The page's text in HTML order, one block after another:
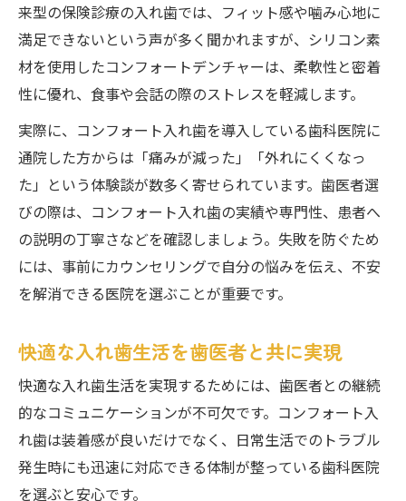
来型の保険診療の入れ歯では、フィット感や噛み心地に
満足できないという声が多く聞かれますが、シリコン素
材を使用したコンフォートデンチャーは、柔軟性と密着
性に優れ、食事や会話の際のストレスを軽減します。
実際に、コンフォート入れ歯を導入している歯科医院に
通院した方からは「痛みが減った」「外れにくくなっ
た」という体験談が数多く寄せられています。歯医者選
びの際は、コンフォート入れ歯の実績や専門性、患者へ
の説明の丁寧さなどを確認しましょう。失敗を防ぐため
には、事前にカウンセリングで自分の悩みを伝え、不安
を解消できる医院を選ぶことが重要です。
快適な入れ歯生活を歯医者と共に実現
快適な入れ歯生活を実現するためには、歯医者との継続
的なコミュニケーションが不可欠です。コンフォート入
れ歯は装着感が良いだけでなく、日常生活でのトラブル
発生時にも迅速に対応できる体制が整っている歯科医院
を選ぶと安心です。